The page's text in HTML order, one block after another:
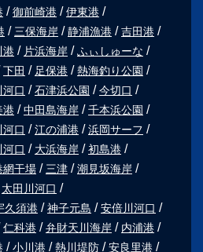
御前崎港
伊東港
三保海岸 静浦漁港
吉田港
港 片浜海岸
ふぃしゅーな
下田 足保港
熱海釣り公園
河口 石津浜公園
今切口
港 中田島海岸
千本浜公園
口 江の浦港
浜岡サーフ
河口 大浜海岸
初島港
網干場 三津
潮見坂海岸
太田川河口
久須港 神子元島
安倍川河口
仁科港 弁財天川海岸
内浦港
小川港 熱川堤防
安良里港